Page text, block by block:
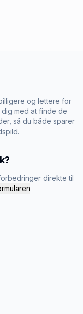
og lettere for
med at finde de
så du både sparer
direkte til